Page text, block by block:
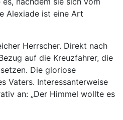
Alexiade ist eine Art
Herrscher. Direkt nach
auf die Kreuzfahrer, die
Die gloriose
Vaters. Interessanterweise
an: „Der Himmel wollte es